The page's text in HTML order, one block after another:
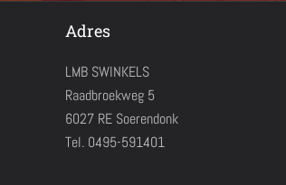
Adres
LMB SWINKELS
Raadbroekweg 5
6027 RE Soerendonk
Tel. 0495-591401